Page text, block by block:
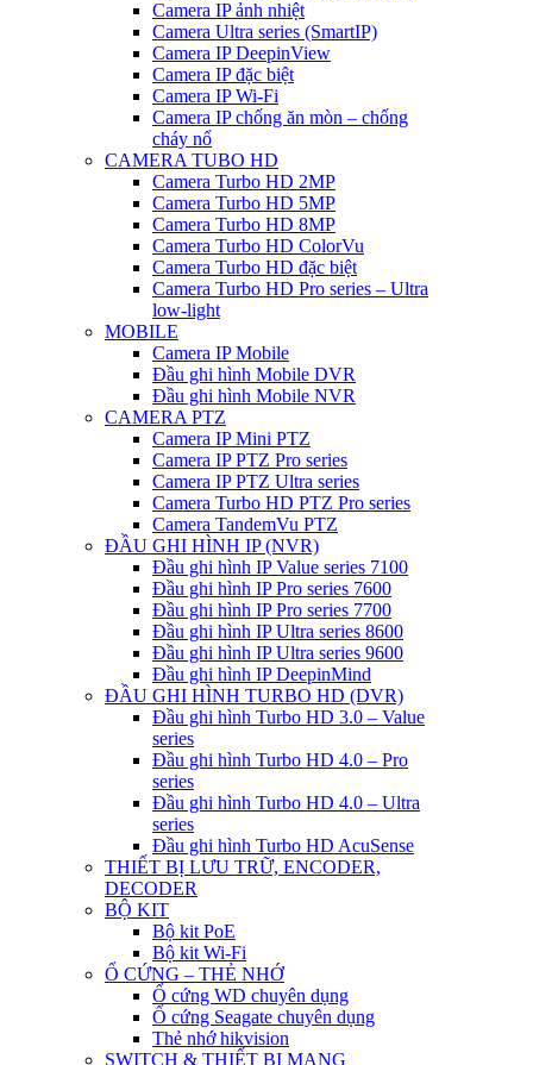
Camera IP ảnh nhiệt
Camera Ultra series (SmartIP)
Camera IP DeepinView
Camera IP đặc biệt
Camera IP Wi-Fi
Camera IP chống ăn mòn – chống
cháy nổ
CAMERA TUBO HD
Camera Turbo HD 2MP
Camera Turbo HD 5MP
Camera Turbo HD 8MP
Camera Turbo HD ColorVu
Camera Turbo HD đặc biệt
Camera Turbo HD Pro series – Ultra
low-light
MOBILE
Camera IP Mobile
Đầu ghi hình Mobile DVR
Đầu ghi hình Mobile NVR
CAMERA PTZ
Camera IP Mini PTZ
Camera IP PTZ Pro series
Camera IP PTZ Ultra series
Camera Turbo HD PTZ Pro series
Camera TandemVu PTZ
ĐẦU GHI HÌNH IP (NVR)
Đầu ghi hình IP Value series 7100
Đầu ghi hình IP Pro series 7600
Đầu ghi hình IP Pro series 7700
Đầu ghi hình IP Ultra series 8600
Đầu ghi hình IP Ultra series 9600
Đầu ghi hình IP DeepinMind
ĐẦU GHI HÌNH TURBO HD (DVR)
Đầu ghi hình Turbo HD 3.0 – Value
series
Đầu ghi hình Turbo HD 4.0 – Pro
series
Đầu ghi hình Turbo HD 4.0 – Ultra
series
Đầu ghi hình Turbo HD AcuSense
THIẾT BỊ LƯU TRỮ, ENCODER,
DECODER
BỘ KIT
Bộ kit PoE
Bộ kit Wi-Fi
Ổ CỨNG – THẺ NHỚ
Ổ cứng WD chuyên dụng
Ổ cứng Seagate chuyên dụng
Thẻ nhớ hikvision
SWITCH & THIẾT BỊ MẠNG